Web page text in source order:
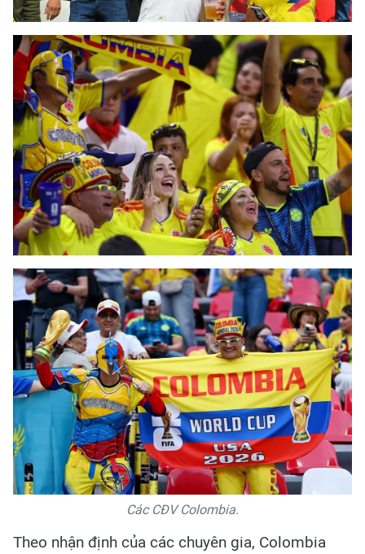
Các CĐV Colombia.
Theo nhận định của các chuyên gia, Colombia